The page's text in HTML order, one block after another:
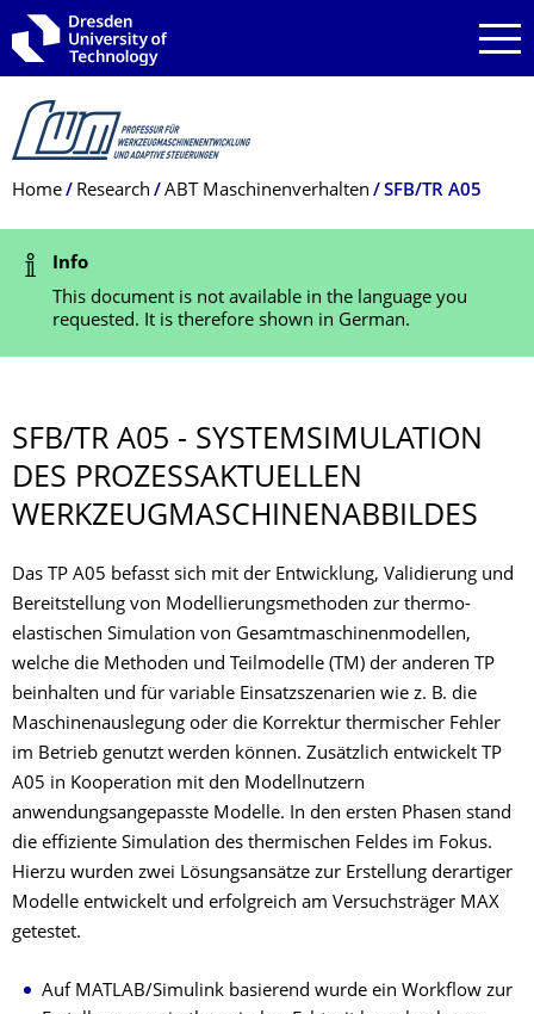
Skip to main navigation
Skip to search
Skip to content
Breadcrumb Menu
Home Research ABT Maschinenverhalten SFB/TR A05
Status Message
Info
This document is not available in the language you
requested. It is therefore shown in German.
SFB/TR A05 - SYSTEMSIMULA­TION
DES PROZESSAKTUEL­LEN
WERKZEUG­MASCHINENAB­BILDES
Das TP A05 befasst sich mit der Entwicklung, Validierung und
Bereitstellung von Modellierungsmethoden zur thermo-
elastischen Simulation von Gesamtmaschinenmodellen,
welche die Methoden und Teilmodelle (TM) der anderen TP
beinhalten und für variable Einsatzszenarien wie z. B. die
Maschinenauslegung oder die Korrektur thermischer Fehler
im Betrieb genutzt werden können. Zusätzlich entwickelt TP
A05 in Kooperation mit den Modellnutzern
anwendungsangepasste Modelle. In den ersten Phasen stand
die effiziente Simulation des thermischen Feldes im Fokus.
Hierzu wurden zwei Lösungsansätze zur Erstellung derartiger
Modelle entwickelt und erfolgreich am Versuchsträger MAX
getestet.
Auf MATLAB/Simulink basierend wurde ein Workflow zur